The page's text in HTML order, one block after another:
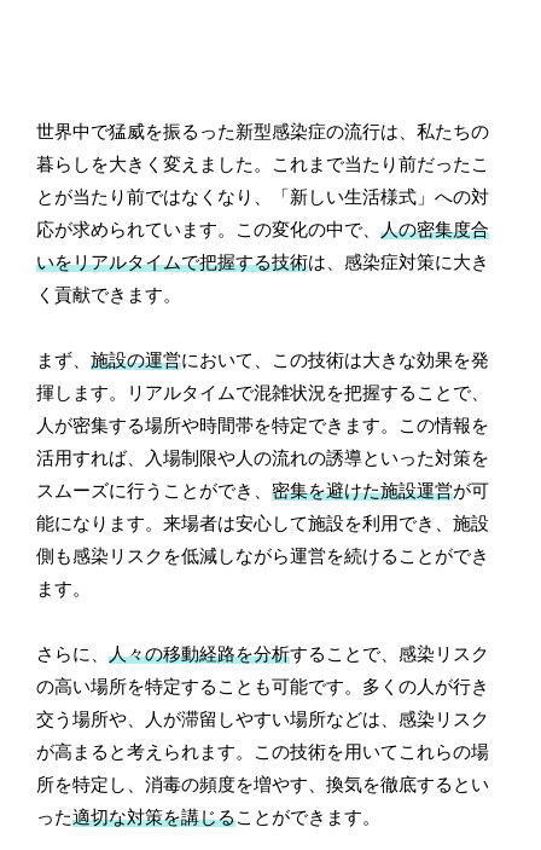
世界中で猛威を振るった新型感染症の流行は、私たちの
暮らしを大きく変えました。これまで当たり前だったこ
とが当たり前ではなくなり、「新しい生活様式」への対
応が求められています。この変化の中で、人の密集度合
いをリアルタイムで把握する技術は、感染症対策に大き
く貢献できます。
まず、施設の運営において、この技術は大きな効果を発
揮します。リアルタイムで混雑状況を把握することで、
人が密集する場所や時間帯を特定できます。この情報を
活用すれば、入場制限や人の流れの誘導といった対策を
スムーズに行うことができ、密集を避けた施設運営が可
能になります。来場者は安心して施設を利用でき、施設
側も感染リスクを低減しながら運営を続けることができ
ます。
さらに、人々の移動経路を分析することで、感染リスク
の高い場所を特定することも可能です。多くの人が行き
交う場所や、人が滞留しやすい場所などは、感染リスク
が高まると考えられます。この技術を用いてこれらの場
所を特定し、消毒の頻度を増やす、換気を徹底するとい
った適切な対策を講じることができます。